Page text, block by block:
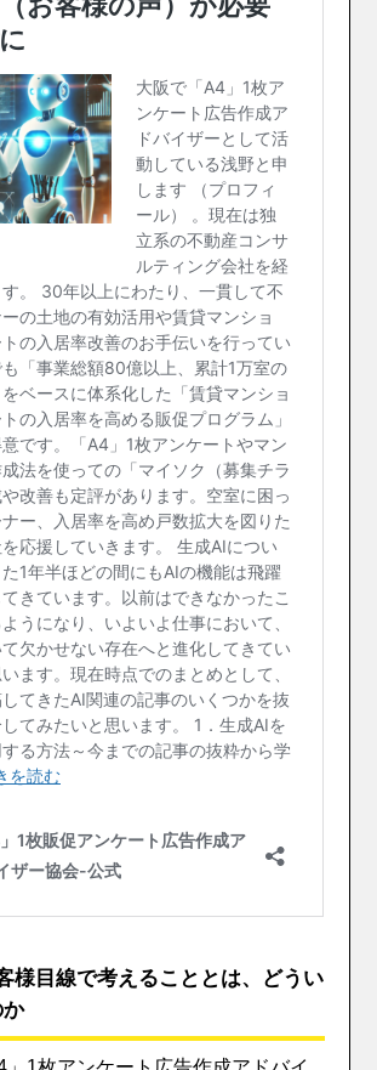
目線で考えることとは、どうい
か